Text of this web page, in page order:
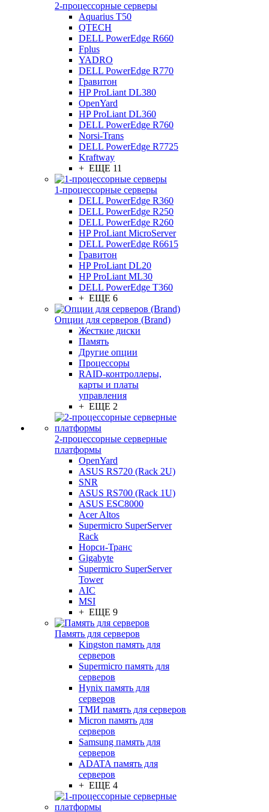
2-процессорные серверы
Aquarius T50
QTECH
DELL PowerEdge R660
Fplus
YADRO
DELL PowerEdge R770
Гравитон
HP ProLiant DL380
OpenYard
HP ProLiant DL360
DELL PowerEdge R760
Norsi-Trans
DELL PowerEdge R7725
Kraftway
+ ЕЩЕ 11
1-процессорные серверы
DELL PowerEdge R360
DELL PowerEdge R250
DELL PowerEdge R260
HP ProLiant MicroServer
DELL PowerEdge R6615
Гравитон
HP ProLiant DL20
HP ProLiant ML30
DELL PowerEdge T360
+ ЕЩЕ 6
Опции для серверов (Brand)
Жесткие диски
Память
Другие опции
Процессоры
RAID-контроллеры,
карты и платы
управления
+ ЕЩЕ 2
2-процессорные серверные
платформы
OpenYard
ASUS RS720 (Rack 2U)
SNR
ASUS RS700 (Rack 1U)
ASUS ESC8000
Acer Altos
Supermicro SuperServer
Rack
Норси-Транс
Gigabyte
Supermicro SuperServer
Tower
AIC
MSI
+ ЕЩЕ 9
Память для серверов
Kingston память для
серверов
Supermicro память для
серверов
Hynix память для
серверов
ТМИ память для серверов
Micron память для
серверов
Samsung память для
серверов
ADATA память для
серверов
+ ЕЩЕ 4